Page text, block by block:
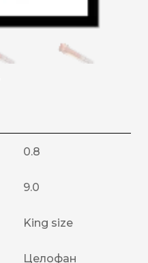
0.8
9.0
King size
Целофан